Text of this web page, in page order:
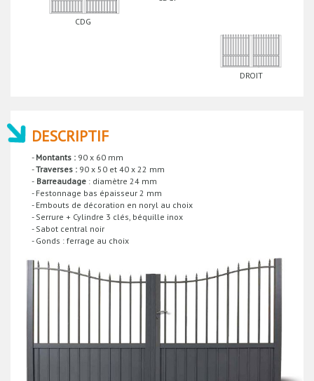
CDG
DROIT
DESCRIPTIF
- Montants : 90 x 60 mm
-Traverses : 90 x 50 et 40 x 22 mm
- Barreaudage : diamètre 24 mm
- Festonnage bas épaisseur 2 mm
- Embouts de décoration en noryl au choix
- Serrure + Cylindre 3 clés, béquille inox
- Sabot central noir
- Gonds : ferrage au choix